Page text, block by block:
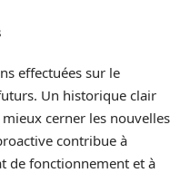
effectuées sur le
Un historique clair
cerner les nouvelles
contribue à
de fonctionnement et à